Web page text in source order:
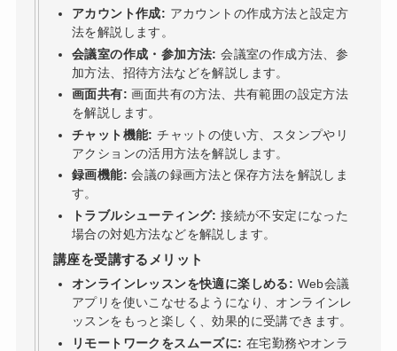
アカウント作成: アカウントの作成方法と設定方
法を解説します。
会議室の作成・参加方法: 会議室の作成方法、参
加方法、招待方法などを解説します。
画面共有: 画面共有の方法、共有範囲の設定方法
を解説します。
チャット機能: チャットの使い方、スタンプやリ
アクションの活用方法を解説します。
録画機能: 会議の録画方法と保存方法を解説しま
す。
トラブルシューティング: 接続が不安定になった
場合の対処方法などを解説します。
講座を受講するメリット
オンラインレッスンを快適に楽しめる: Web会議
アプリを使いこなせるようになり、オンラインレ
ッスンをもっと楽しく、効果的に受講できます。
リモートワークをスムーズに: 在宅勤務やオンラ